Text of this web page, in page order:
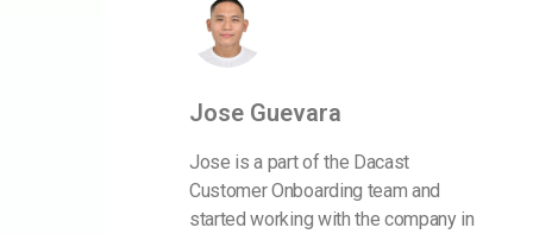
Jose Guevara
Jose is a part of the Dacast
Customer Onboarding team and
started working with the company in